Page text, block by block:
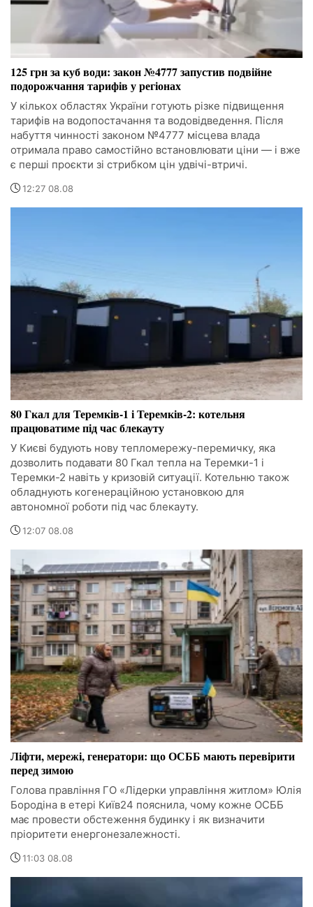
125 грн за куб води: закон №4777 запустив подвійне
подорожчання тарифів у регіонах
У кількох областях України готують різке підвищення
тарифів на водопостачання та водовідведення. Після
набуття чинності законом №4777 місцева влада
отримала право самостійно встановлювати ціни — і вже
є перші проєкти зі стрибком цін удвічі-втричі.
12:27 08.08
80 Гкал для Теремків-1 і Теремків-2: котельня
працюватиме під час блекауту
У Києві будують нову тепломережу-перемичку, яка
дозволить подавати 80 Гкал тепла на Теремки-1 і
Теремки-2 навіть у кризовій ситуації. Котельню також
обладнують когенераційною установкою для
автономної роботи під час блекауту.
12:07 08.08
Ліфти, мережі, генератори: що ОСББ мають перевірити
перед зимою
Голова правління ГО «Лідерки управління житлом» Юлія
Бородіна в етері Київ24 пояснила, чому кожне ОСББ
має провести обстеження будинку і як визначити
пріоритети енергонезалежності.
11:03 08.08